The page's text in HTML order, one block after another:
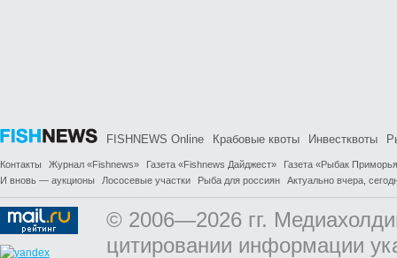
FISHNEWS Online Крабовые квоты Инвестквоты
Контакты Журнал «Fishnews» Газета «Fishnews Дайджест»
Газета «Рыбак
И вновь — аукционы
Лососевые участки Рыба для россиян Актуально вчера,
© 2006—2026 гг.
цитировании информации